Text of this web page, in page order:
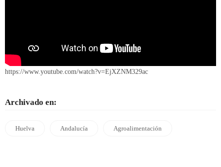
https://www.youtube.com/watch?v=EjXZNM329ac
Archivado en:
Huelva Andalucía Agroalimentación